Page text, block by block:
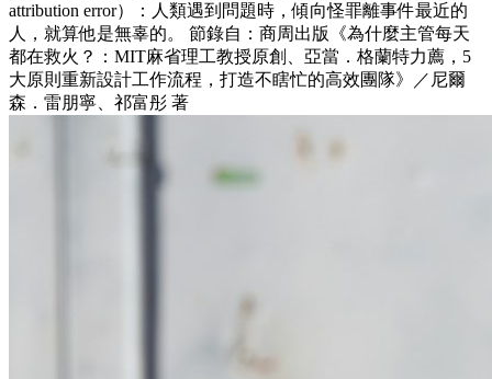
attribution error）：人類遇到問題時，傾向怪罪離事件最近的
人，就算他是無辜的。 節錄自：商周出版《為什麼主管每天
都在救火？：MIT麻省理工教授原創、亞當．格蘭特力薦，5
大原則重新設計工作流程，打造不瞎忙的高效團隊》／尼爾
森．雷朋寧、祁富彤 著